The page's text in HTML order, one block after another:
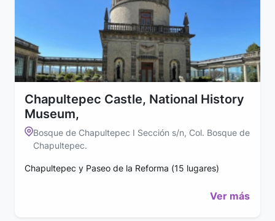
Chapultepec Castle, National History
Museum,
Bosque de Chapultepec I Sección s/n, Col. Bosque de
Chapultepec.
Chapultepec y Paseo de la Reforma (15 lugares)
Ver más